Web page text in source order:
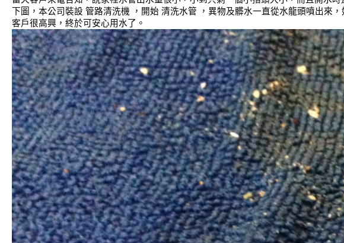
下圖，本公司裝設 管路清洗機 ，開始 清洗水管 ，異物及髒水一直從水龍頭噴出來
客戶很高興，終於可安心用水了。